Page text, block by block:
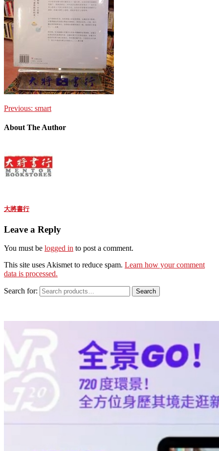
Previous: smart
About The Author
大將書行
Leave a Reply
You must be logged in to post a comment.
This site uses Akismet to reduce spam. Learn how your comment
data is processed.
Search for: Search